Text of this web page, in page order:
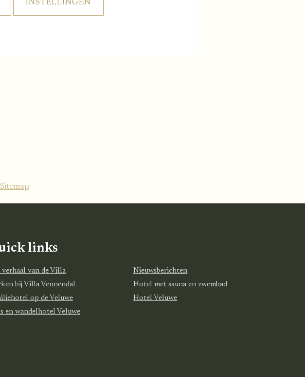
Sitemap
links
verhaal van de Villa
Nieuwsberichten
bij Villa Vennendal
Hotel met sauna en zwembad
op de Veluwe
Hotel Veluwe
en wandelhotel Veluwe
INSTELLINGEN